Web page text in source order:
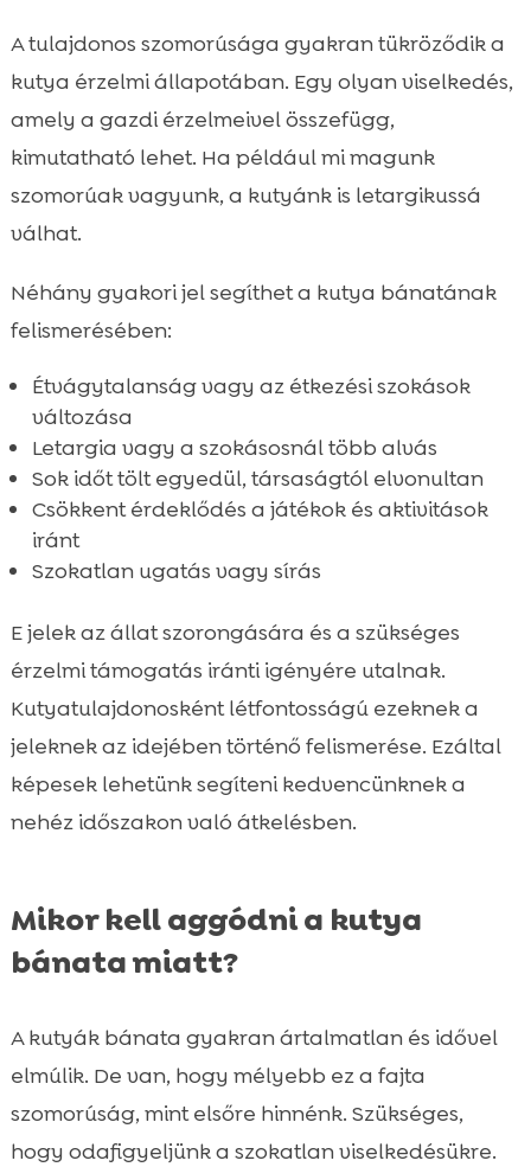
A tulajdonos szomorúsága gyakran tükröződik a
kutya érzelmi állapotában. Egy olyan viselkedés,
amely a gazdi érzelmeivel összefügg,
kimutatható lehet. Ha például mi magunk
szomorúak vagyunk, a kutyánk is letargikussá
válhat.
Néhány gyakori jel segíthet a kutya bánatának
felismerésében:
Étvágytalanság vagy az étkezési szokások
változása
Letargia vagy a szokásosnál több alvás
Sok időt tölt egyedül, társaságtól elvonultan
Csökkent érdeklődés a játékok és aktivitások
iránt
Szokatlan ugatás vagy sírás
E jelek az állat szorongására és a szükséges
érzelmi támogatás iránti igényére utalnak.
Kutyatulajdonosként létfontosságú ezeknek a
jeleknek az idejében történő felismerése. Ezáltal
képesek lehetünk segíteni kedvencünknek a
nehéz időszakon való átkelésben.
Mikor kell aggódni a kutya
bánata miatt?
A kutyák bánata gyakran ártalmatlan és idővel
elmúlik. De van, hogy mélyebb ez a fajta
szomorúság, mint elsőre hinnénk. Szükséges,
hogy odafigyeljünk a szokatlan viselkedésükre.